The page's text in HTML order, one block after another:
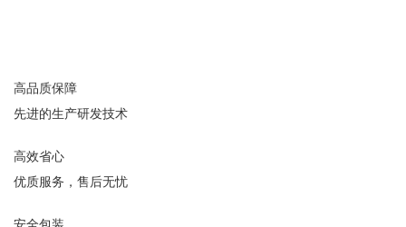
高品质保障
先进的生产研发技术
高效省心
优质服务，售后无忧
安全包装